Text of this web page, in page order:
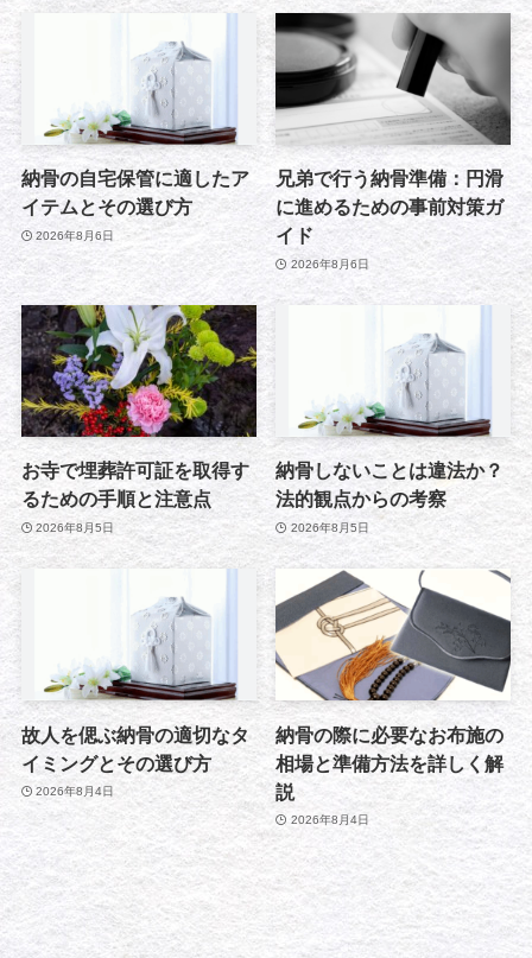
納骨の自宅保管に適したア
イテムとその選び方
2026年8月6日
兄弟で行う納骨準備：円滑
に進めるための事前対策ガ
イド
2026年8月6日
お寺で埋葬許可証を取得す
るための手順と注意点
2026年8月5日
納骨しないことは違法か？
法的観点からの考察
2026年8月5日
故人を偲ぶ納骨の適切なタ
イミングとその選び方
2026年8月4日
納骨の際に必要なお布施の
相場と準備方法を詳しく解
説
2026年8月4日